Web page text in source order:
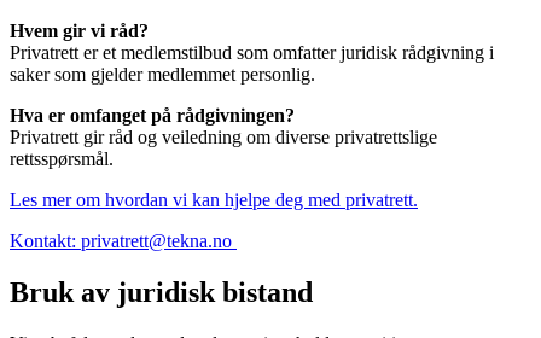
Hvem gir vi råd?
Privatrett er et medlemstilbud som omfatter juridisk rådgivning i
saker som gjelder medlemmet personlig.
Hva er omfanget på rådgivningen?
Privatrett gir råd og veiledning om diverse privatrettslige
rettsspørsmål.
Les mer om hvordan vi kan hjelpe deg med privatrett.
Kontakt: privatrett@tekna.no
Bruk av juridisk bistand